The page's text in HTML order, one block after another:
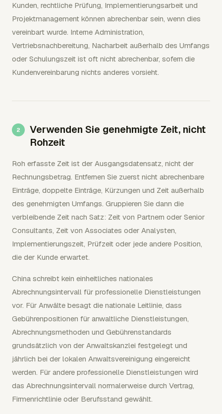
Kunden, rechtliche Prüfung, Implementierungsarbeit und
Projektmanagement können abrechenbar sein, wenn dies
vereinbart wurde. Interne Administration,
Vertriebsnachbereitung, Nacharbeit außerhalb des Umfangs
oder Schulungszeit ist oft nicht abrechenbar, sofern die
Kundenvereinbarung nichts anderes vorsieht.
Verwenden Sie genehmigte Zeit, nicht
Rohzeit
Roh erfasste Zeit ist der Ausgangsdatensatz, nicht der
Rechnungsbetrag. Entfernen Sie zuerst nicht abrechenbare
Einträge, doppelte Einträge, Kürzungen und Zeit außerhalb
des genehmigten Umfangs. Gruppieren Sie dann die
verbleibende Zeit nach Satz: Zeit von Partnern oder Senior
Consultants, Zeit von Associates oder Analysten,
Implementierungszeit, Prüfzeit oder jede andere Position,
die der Kunde erwartet.
China schreibt kein einheitliches nationales
Abrechnungsintervall für professionelle Dienstleistungen
vor. Für Anwälte besagt die nationale Leitlinie, dass
Gebührenpositionen für anwaltliche Dienstleistungen,
Abrechnungsmethoden und Gebührenstandards
grundsätzlich von der Anwaltskanzlei festgelegt und
jährlich bei der lokalen Anwaltsvereinigung eingereicht
werden. Für andere professionelle Dienstleistungen wird
das Abrechnungsintervall normalerweise durch Vertrag,
Firmenrichtlinie oder Berufsstand gewählt.